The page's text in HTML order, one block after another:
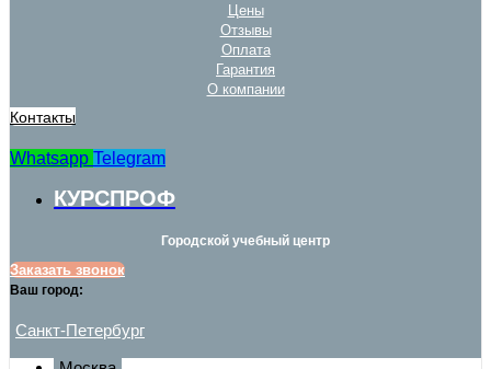
Цены
Отзывы
Оплата
Гарантия
О компании
Контакты
Whatsapp Telegram
КУРСПРОФ
Городской учебный центр
Заказать звонок
Ваш город:
Санкт-Петербург